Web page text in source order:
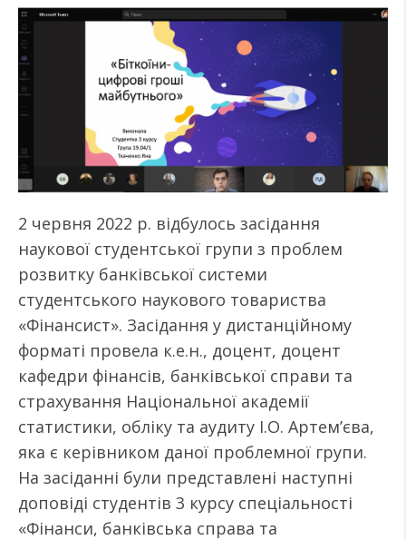
2 червня 2022 р. відбулось засідання
наукової студентської групи з проблем
розвитку банківської системи
студентського наукового товариства
«Фінансист». Засідання у дистанційному
форматі провела к.е.н., доцент, доцент
кафедри фінансів, банківської справи та
страхування Національної академії
статистики, обліку та аудиту І.О. Артем’єва,
яка є керівником даної проблемної групи.
На засіданні були представлені наступні
доповіді студентів 3 курсу спеціальності
«Фінанси, банківська справа та